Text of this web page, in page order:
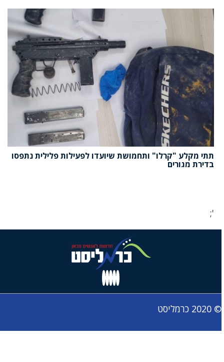
תתי מקלע "קרלו" ותחמושת שיועדו לפעילות פלילית נתפסו
בדירת מגורים
';
© 2020 כרמליסט